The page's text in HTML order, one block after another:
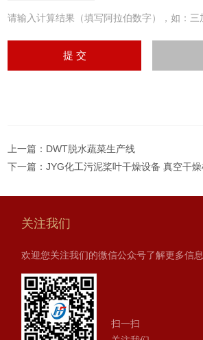
请输入计算结果（填写阿拉伯数字），如：三
上一篇： DWT脱水蔬菜生产线
下一篇：JYG化工污泥桨叶干燥设备 真空干
关注我们
欢迎您关注我们的微信公众号了解更多信息
扫一扫